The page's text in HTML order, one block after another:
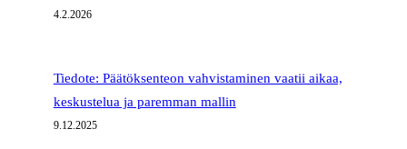
4.2.2026
Tiedote: Päätöksenteon vahvistaminen vaatii aikaa,
keskustelua ja paremman mallin
9.12.2025